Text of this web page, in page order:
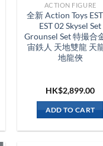
ACTION FIGURE
全新 Action Toys
EST 02 Skysel Set
Grounsel Set 特撮合
宙鉄人 天地雙龍 天
地龍俠
HK$2,899.00
ADD TO CART